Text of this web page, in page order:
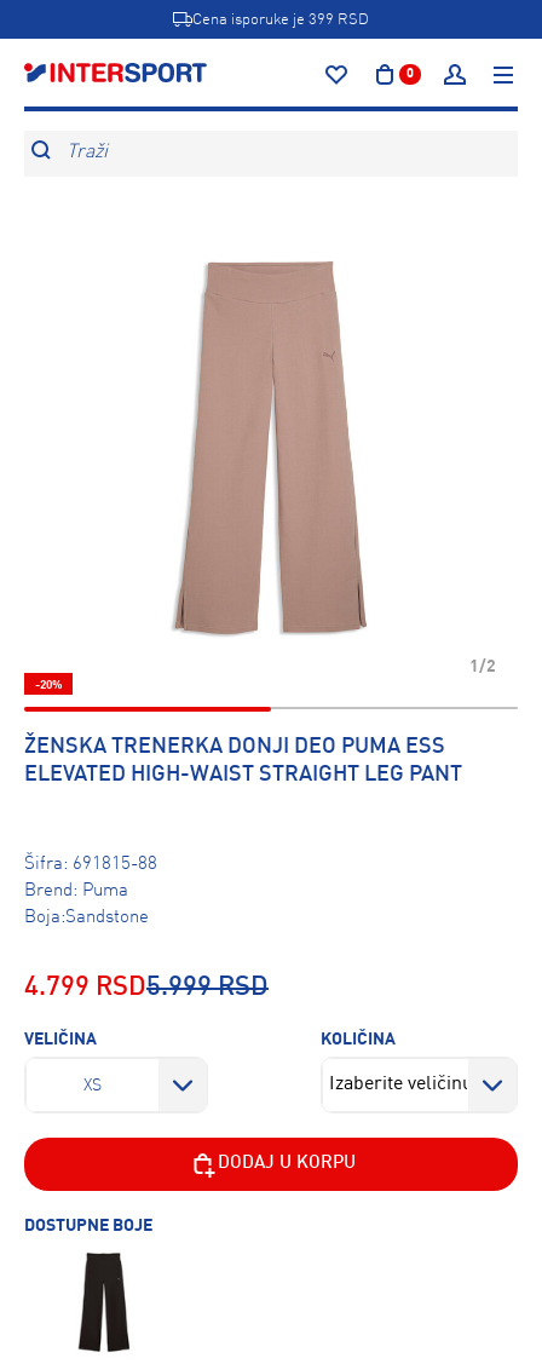
Cena isporuke je 399 RSD
0
Traži
1/2
-20%
ŽENSKA TRENERKA DONJI DEO PUMA ESS
ELEVATED HIGH-WAIST STRAIGHT LEG PANT
Šifra: 691815-88
Brend: Puma
Boja:Sandstone
4.799 RSD5.999 RSD
VELIČINA
XS
KOLIČINA
DODAJ U KORPU
DOSTUPNE BOJE